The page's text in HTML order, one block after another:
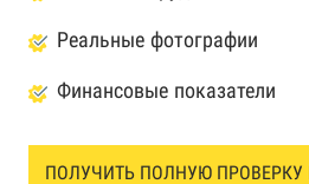
Реальные фотографии
Финансовые показатели
ПОЛУЧИТЬ ПОЛНУЮ ПРОВЕРКУ